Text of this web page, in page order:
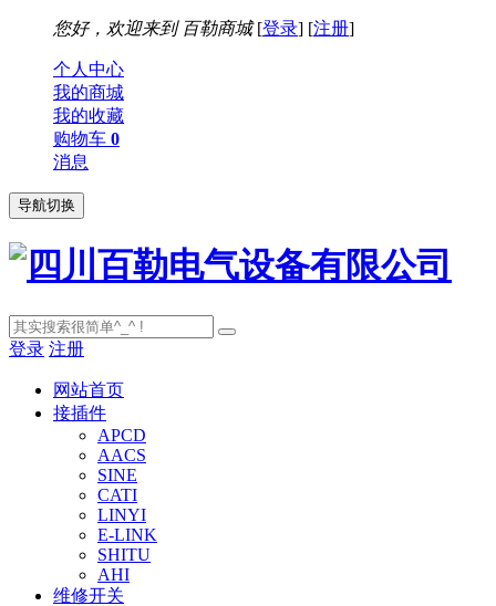
您好，欢迎来到 百勒商城[登录] [注册]
个人中心
我的商城
我的收藏
购物车 0
消息
导航切换
登录 注册
网站首页
接插件
APCD
AACS
SINE
CATI
LINYI
E-LINK
SHITU
AHI
维修开关